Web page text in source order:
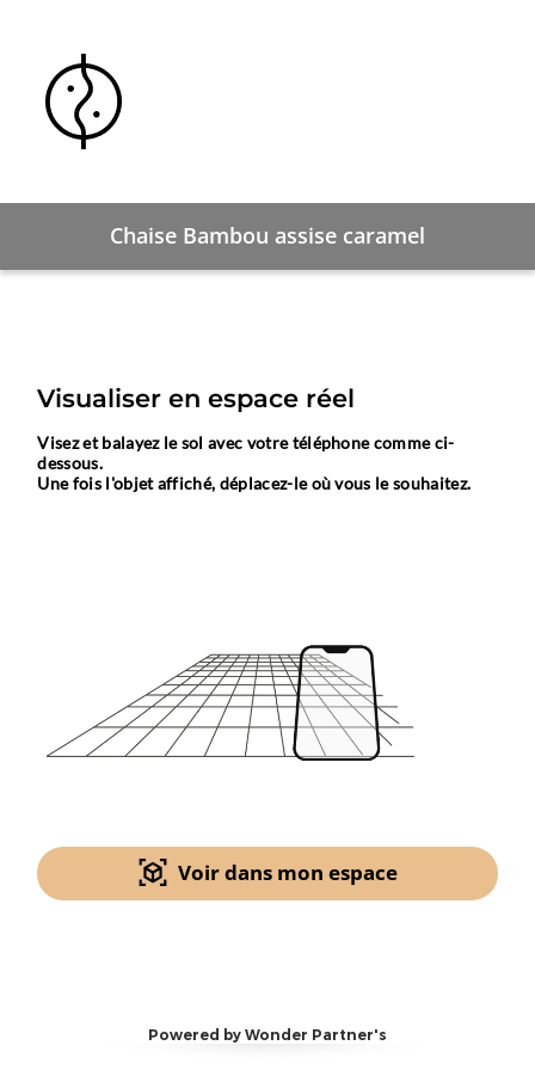
Chaise Bambou assise caramel
Visualiser en espace réel
Visez et balayez le sol avec votre téléphone comme ci-
dessous.
Une fois l'objet affiché, déplacez-le où vous le souhaitez.
Voir dans mon espace
Powered by Wonder Partner's